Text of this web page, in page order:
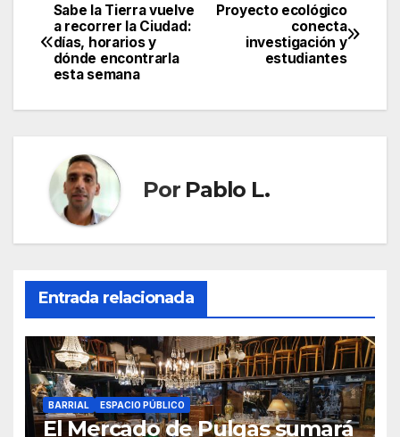
Navegación
de
Proyecto ecológico
conecta
investigación y
estudiantes
Sabe la Tierra vuelve
a recorrer la Ciudad:
días, horarios y
dónde encontrarla
esta semana
Por Pablo L.
Entrada relacionada
BARRIAL ESPACIO PÚBLICO
El Mercado de Pulgas sumará